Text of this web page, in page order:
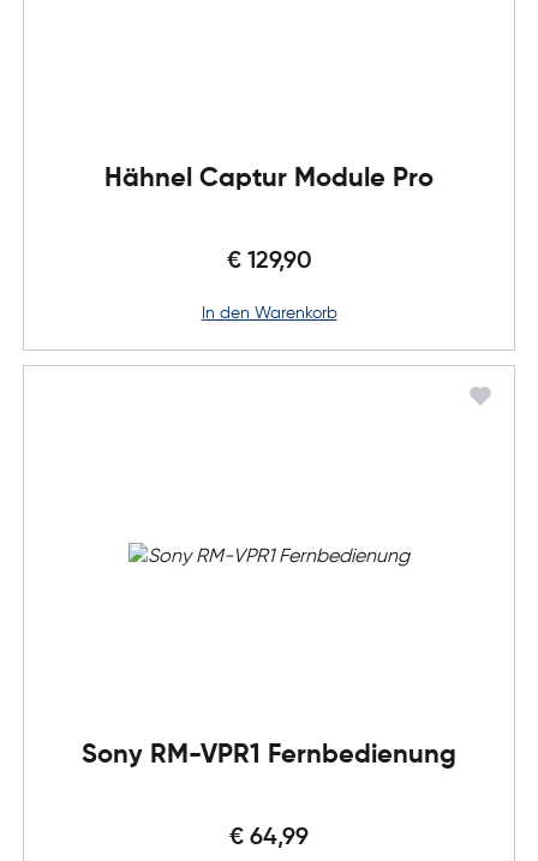
Hähnel Captur Module Pro
€ 129,90
in den Warenkorb
Sony RM-VPR1 Fernbedienung
€ 64,99